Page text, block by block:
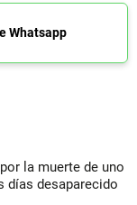
Whatsapp
la muerte de uno
días desaparecido